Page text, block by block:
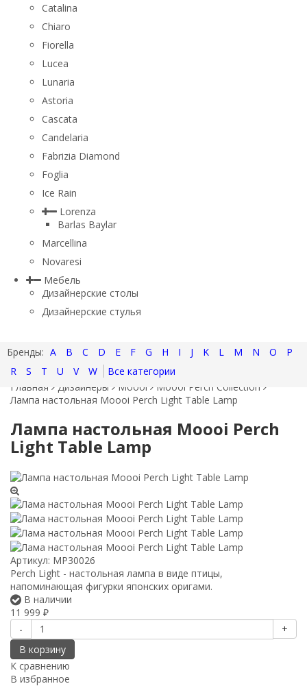
Сatalina
Chiaro
Fiorella
Lucea
Lunaria
Astoria
Cascata
Candelaria
Fabrizia Diamond
Foglia
Ice Rain
Lorenza
Barlas Baylar
Marcellina
Novaresi
Мебель
Дизайнерские столы
Дизайнерские стулья
A B C D E F G H I J K L M N O
P
R
S T U V W
Все категории
Главная
Дизайнеры Moooi
Moooi Perch Collection
Лампа настольная Moooi Perch Light Table Lamp
Лампа настольная Moooi Perch
Light Table Lamp
Артикул: MP30026
Perch Light - настольная лампа в виде птицы,
напоминающая фигурки японских оригами.
В наличии
11 999 ₽
-
+
В корзину
К сравнению
В избранное